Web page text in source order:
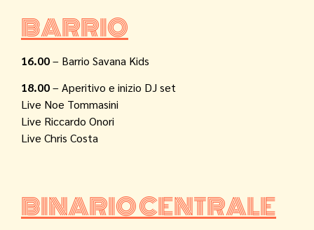
BARRIO
16.00– Barrio Savana Kids
18.00– Aperitivo e inizio DJ set
Live Noe Tommasini
Live Riccardo Onori
Live Chris Costa
BINARIO CENTRALE